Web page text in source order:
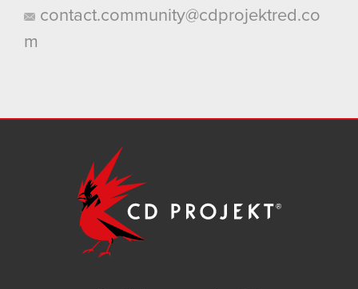
contact.community@cdprojektred.co
m